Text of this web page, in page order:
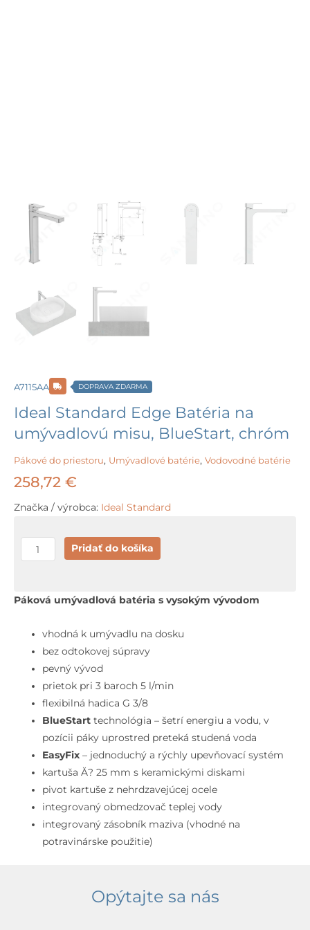
A7115AA DOPRAVA ZDARMA
Ideal Standard Edge Batéria na
umývadlovú misu, BlueStart, chróm
Pákové do priestoru, Umývadlové batérie, Vodovodné batérie
258,72 €
Značka / výrobca: Ideal Standard
množstvo
Ideal
Edge
umývadlovú
misu,
BlueStart,
chróm
Pridať do košíka
Páková umývadlová batéria s vysokým vývodom
vhodná k umývadlu na dosku
bez odtokovej súpravy
pevný vývod
prietok pri 3 baroch 5 l/min
flexibilná hadica G 3/8
BlueStart technológia – šetrí energiu a vodu, v
pozícii páky uprostred preteká studená voda
EasyFix – jednoduchý a rýchly upevňovací systém
kartuša Ă? 25 mm s keramickými diskami
pivot kartuše z nehrdzavejúcej ocele
integrovaný obmedzovač teplej vody
integrovaný zásobník maziva (vhodné na
potravinárske použitie)
Opýtajte sa nás